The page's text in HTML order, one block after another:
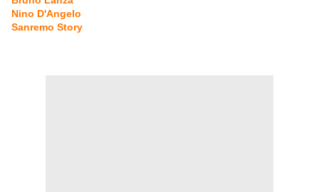
Nino D'Angelo
Sanremo Story